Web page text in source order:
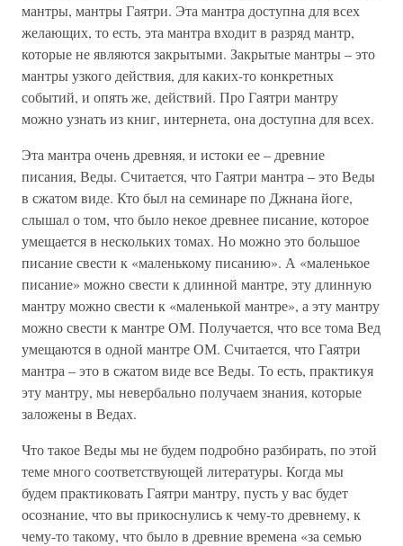
мантры, мантры Гаятри. Эта мантра доступна для всех
желающих, то есть, эта мантра входит в разряд мантр,
которые не являются закрытыми. Закрытые мантры – это
мантры узкого действия, для каких-то конкретных
событий, и опять же, действий. Про Гаятри мантру
можно узнать из книг, интернета, она доступна для всех.
Эта мантра очень древняя, и истоки ее – древние
писания, Веды. Считается, что Гаятри мантра – это Веды
в сжатом виде. Кто был на семинаре по Джнана йоге,
слышал о том, что было некое древнее писание, которое
умещается в нескольких томах. Но можно это большое
писание свести к «маленькому писанию». А «маленькое
писание» можно свести к длинной мантре, эту длинную
мантру можно свести к «маленькой мантре», а эту мантру
можно свести к мантре ОМ. Получается, что все тома Вед
умещаются в одной мантре ОМ. Считается, что Гаятри
мантра – это в сжатом виде все Веды. То есть, практикуя
эту мантру, мы невербально получаем знания, которые
заложены в Ведах.
Что такое Веды мы не будем подробно разбирать, по этой
теме много соответствующей литературы. Когда мы
будем практиковать Гаятри мантру, пусть у вас будет
осознание, что вы прикоснулись к чему-то древнему, к
чему-то такому, что было в древние времена «за семью